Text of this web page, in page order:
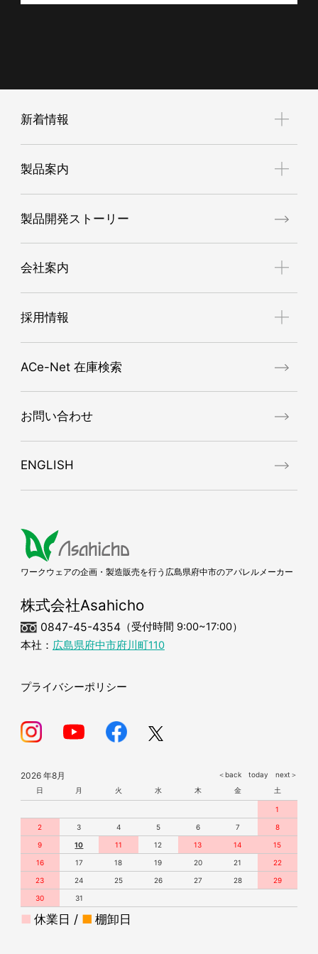
新着情報
展示会案内
製品案内
空調服
高視認性安全服（JIS T8127適合品）
難燃ワークウェア
デニムワークウェア
MASCOT®WORKWEAR
アシストスーツ
ポロシャツ・Tシャツ・インナー
ポケットレス（ポケットなしウェア）
秋冬ワークウェア
防寒ワークウェア
製品開発ストーリー
会社案内
ブランドコンセプト
ISO9001認証取得
代表挨拶
採用情報
募集要項
代表メッセージ
エントリーフォーム
プロモーションビデオ
ACe-Net 在庫検索
お問い合わせ
ENGLISH
ワークウェアの企画・製造販売を行う広島県府中市のアパレルメーカー
株式会社Asahicho
0847-45-4354 （受付時間 9:00~17:00）
本社： 広島県府中市府川町110
プライバシーポリシー
2026 年8月 next＞
today
＜back
日
月 火 水 木 金 土
1
2 3 4 5 6 7 8
9 10 11 12 13 14 15
16 17 18 19 20 21 22
23 24 25 26 27 28 29
30 31
■ 休業日 / ■ 棚卸日